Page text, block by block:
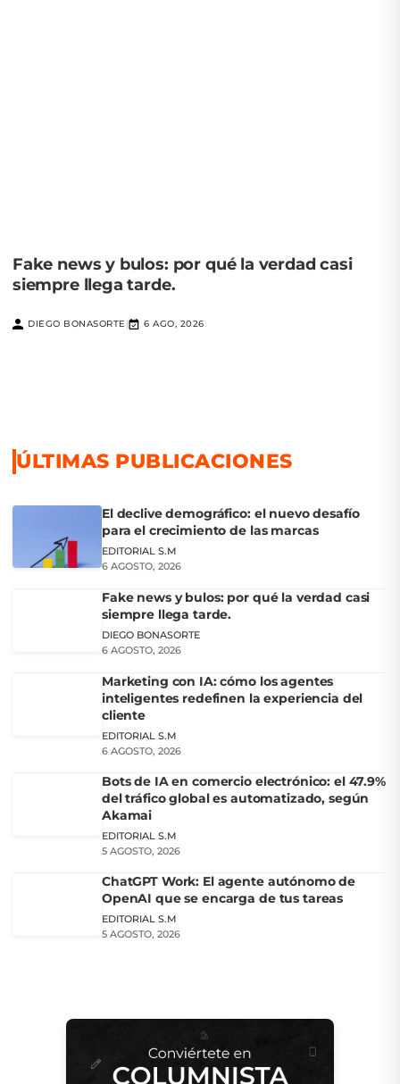
Fake news y bulos: por qué la verdad casi
siempre llega tarde.
DIEGO BONASORTE| 6 AGO, 2026
ÚLTIMAS PUBLICACIONES
El declive demográfico: el nuevo desafío
para el crecimiento de las marcas
EDITORIAL S.M
6 AGOSTO, 2026
Fake news y bulos: por qué la verdad casi
siempre llega tarde.
DIEGO BONASORTE
6 AGOSTO, 2026
Marketing con IA: cómo los agentes
inteligentes redefinen la experiencia del
cliente
EDITORIAL S.M
6 AGOSTO, 2026
Bots de IA en comercio electrónico: el 47.9%
del tráfico global es automatizado, según
Akamai
EDITORIAL S.M
5 AGOSTO, 2026
ChatGPT Work: El agente autónomo de
OpenAI que se encarga de tus tareas
EDITORIAL S.M
5 AGOSTO, 2026